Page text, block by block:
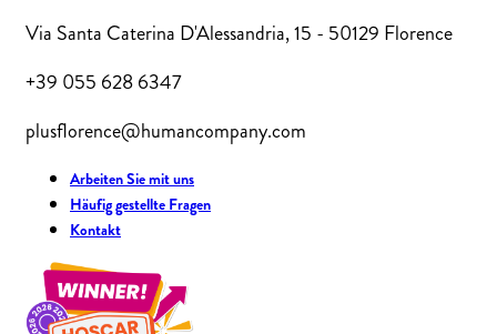
Via Santa Caterina D'Alessandria, 15 - 50129 Florence
+39 055 628 6347
plusflorence@humancompany.com
Arbeiten Sie mit uns
Häufig gestellte Fragen
Kontakt